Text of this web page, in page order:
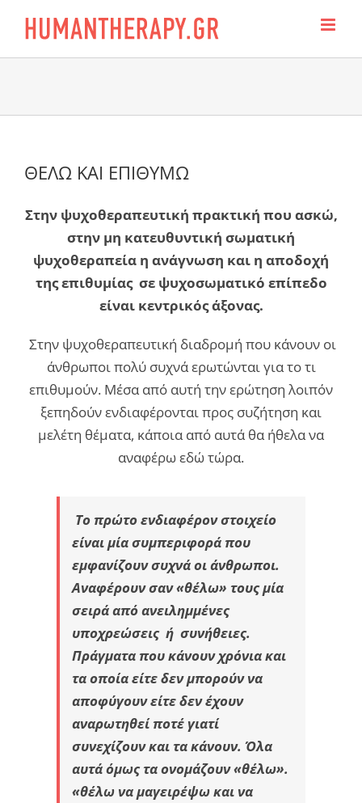
content
ΘΕΛΩ ΚΑΙ ΕΠΙΘΥΜΩ
Στην ψυχοθεραπευτική πρακτική που ασκώ,
στην μη κατευθυντική σωματική
ψυχοθεραπεία η ανάγνωση και η αποδοχή
της επιθυμίας σε ψυχοσωματικό επίπεδο
είναι κεντρικός άξονας.
Στην ψυχοθεραπευτική διαδρομή που κάνουν οι
άνθρωποι πολύ συχνά ερωτώνται για το τι
επιθυμούν. Μέσα από αυτή την ερώτηση λοιπόν
ξεπηδούν ενδιαφέρονται προς συζήτηση και
μελέτη θέματα, κάποια από αυτά θα ήθελα να
αναφέρω εδώ τώρα.
Το πρώτο ενδιαφέρον στοιχείο
είναι μία συμπεριφορά που
εμφανίζουν συχνά οι άνθρωποι.
Αναφέρουν σαν «θέλω» τους μία
σειρά από ανειλημμένες
υποχρεώσεις ή συνήθειες.
Πράγματα που κάνουν χρόνια και
τα οποία είτε δεν μπορούν να
αποφύγουν είτε δεν έχουν
αναρωτηθεί ποτέ γιατί
συνεχίζουν και τα κάνουν. Όλα
αυτά όμως τα ονομάζουν «θέλω».
«θέλω να μαγειρέψω και να